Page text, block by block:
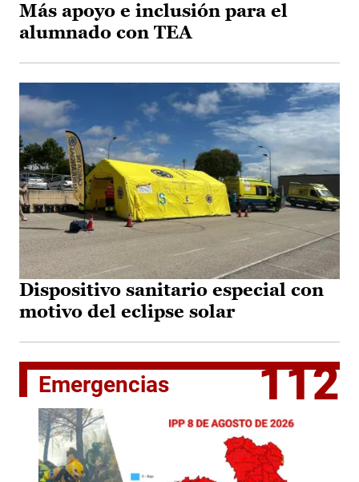
Más apoyo e inclusión para el
alumnado con TEA
Dispositivo sanitario especial con
motivo del eclipse solar
Emergencias 112